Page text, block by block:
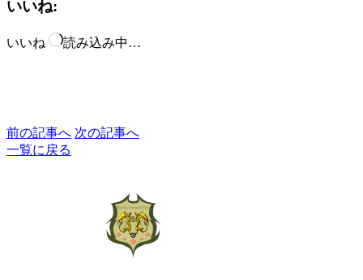
いいね:
いいね 読み込み中…
前の記事へ 次の記事へ
一覧に戻る